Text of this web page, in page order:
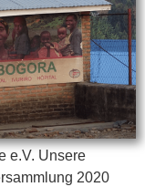
e.V. Unsere
2020